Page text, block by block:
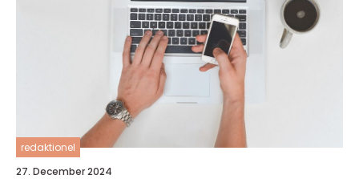
redaktionel
27. December 2024